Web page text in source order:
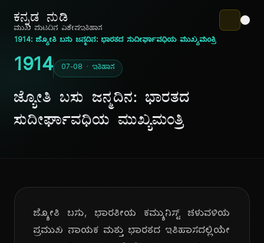
ಕನ್ನಡ ನುಡಿ
ಮುಖ ಪುಟದಿನ ವಿಶೇಷಇತಿಹಾಸ
1914: ಜ್ಯೋತಿ ಬಸು ಜನ್ಮದಿನ: ಭಾರತದ ಸುದೀರ್ಘಾವಧಿಯ ಮುಖ್ಯಮಂತ್ರಿ
1914 07-08 · ಇತಿಹಾಸ
ಜ್ಯೋತಿ ಬಸು ಜನ್ಮದಿನ: ಭಾರತದ
ಸುದೀರ್ಘಾವಧಿಯ ಮುಖ್ಯಮಂತ್ರಿ
ಜ್ಯೋತಿ ಬಸು, ಭಾರತೀಯ ಕಮ್ಯುನಿಸ್ಟ್ ಚಳುವಳಿಯ
ಪ್ರಮುಖ ನಾಯಕ ಮತ್ತು ಭಾರತದ ಇತಿಹಾಸದಲ್ಲಿಯೇ